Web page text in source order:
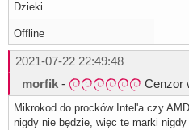
Dzieki.
Offline
2021-07-22 22:49:48
morfik - Cenzor
Mikrokod do procków Intel'a czy
nigdy nie będzie, więc te marki